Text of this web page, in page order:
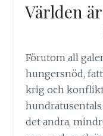
Världen
Förutom all
hungersnöd,
krig och
det andra,